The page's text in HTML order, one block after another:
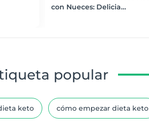
con Nueces: Delicia
popular
keto cómo empezar dieta keto